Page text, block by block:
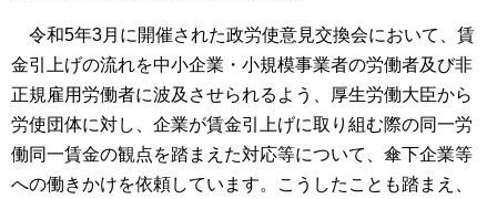
令和5年3月に開催された政労使意見交換会において、賃
金引上げの流れを中小企業・小規模事業者の労働者及び非
正規雇用労働者に波及させられるよう、厚生労働大臣から
労使団体に対し、企業が賃金引上げに取り組む際の同一労
働同一賃金の観点を踏まえた対応等について、傘下企業等
への働きかけを依頼しています。こうしたことも踏まえ、